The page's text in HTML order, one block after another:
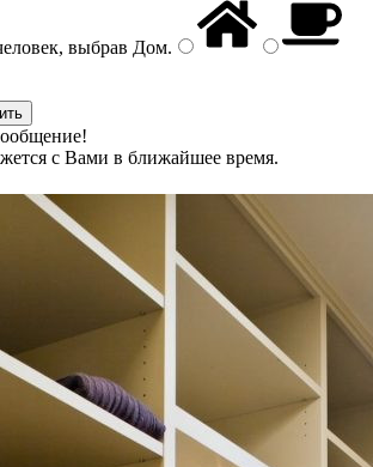
выбрав Дом.
с Вами в ближайшее время.